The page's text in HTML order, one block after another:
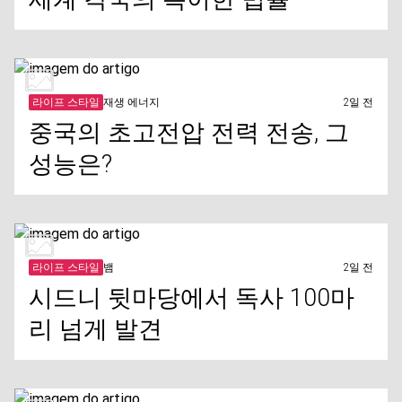
라이프 스타일 재생 에너지 2일 전
중국의 초고전압 전력 전송, 그
성능은?
라이프 스타일 뱀 2일 전
시드니 뒷마당에서 독사 100마
리 넘게 발견